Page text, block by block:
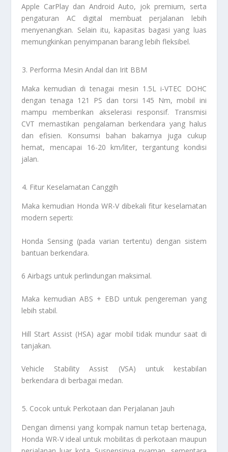
Apple CarPlay dan Android Auto, jok premium, serta
pengaturan AC digital membuat perjalanan lebih
menyenangkan. Selain itu, kapasitas bagasi yang luas
memungkinkan penyimpanan barang lebih fleksibel.
Performa Mesin Andal dan Irit BBM
Maka kemudian di tenagai mesin 1.5L i-VTEC DOHC
dengan tenaga 121 PS dan torsi 145 Nm, mobil ini
mampu memberikan akselerasi responsif. Transmisi
CVT memastikan pengalaman berkendara yang halus
dan efisien. Konsumsi bahan bakarnya juga cukup
hemat, mencapai 16-20 km/liter, tergantung kondisi
jalan.
Fitur Keselamatan Canggih
Maka kemudian Honda WR-V dibekali fitur keselamatan
modern seperti:
Honda Sensing (pada varian tertentu) dengan sistem
bantuan berkendara.
6 Airbags untuk perlindungan maksimal.
Maka kemudian ABS + EBD untuk pengereman yang
lebih stabil.
Hill Start Assist (HSA) agar mobil tidak mundur saat di
tanjakan.
Vehicle Stability Assist (VSA) untuk kestabilan
berkendara di berbagai medan.
Cocok untuk Perkotaan dan Perjalanan Jauh
Dengan dimensi yang kompak namun tetap bertenaga,
Honda WR-V ideal untuk mobilitas di perkotaan maupun